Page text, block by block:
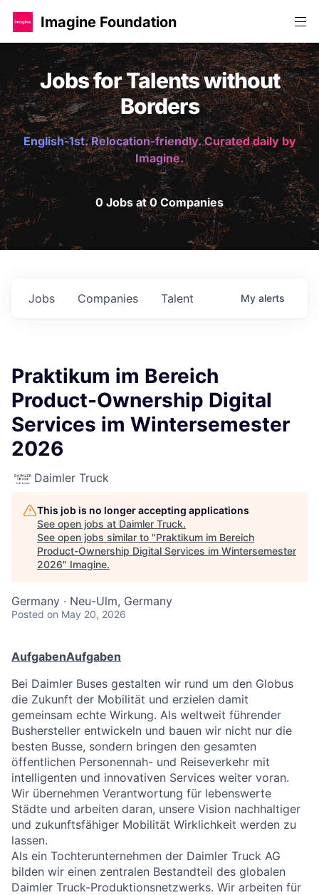
Imagine Foundation
Jobs for Talents without
Borders
English-1st. Relocation-friendly. Curated daily by
Imagine.
0 Jobs at 0 Companies
Jobs Companies Talent My alerts
Praktikum im Bereich
Product-Ownership Digital
Services im Wintersemester
2026
Daimler Truck
This job is no longer accepting applications
See open jobs at Daimler Truck.
See open jobs similar to "Praktikum im Bereich
Product-Ownership Digital Services im Wintersemester
2026" Imagine.
Germany · Neu-Ulm, Germany
Posted on May 20, 2026
AufgabenAufgaben
Bei Daimler Buses gestalten wir rund um den Globus
die Zukunft der Mobilität und erzielen damit
gemeinsam echte Wirkung. Als weltweit führender
Bushersteller entwickeln und bauen wir nicht nur die
besten Busse, sondern bringen den gesamten
öffentlichen Personennah- und Reiseverkehr mit
intelligenten und innovativen Services weiter voran.
Wir übernehmen Verantwortung für lebenswerte
Städte und arbeiten daran, unsere Vision nachhaltiger
und zukunftsfähiger Mobilität Wirklichkeit werden zu
lassen.
Als ein Tochterunternehmen der Daimler Truck AG
bilden wir einen zentralen Bestandteil des globalen
Daimler Truck-Produktionsnetzwerks. Wir arbeiten für